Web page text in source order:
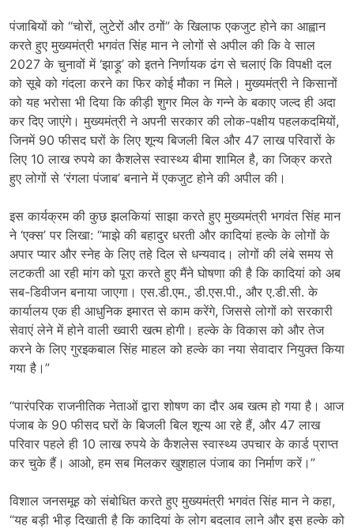
पंजाबियों को “चोरों, लुटेरों और ठगों” के खिलाफ एकजुट होने का आह्वान
करते हुए मुख्यमंत्री भगवंत सिंह मान ने लोगों से अपील की कि वे साल
2027 के चुनावों में ‘झाड़ू’ को इतने निर्णायक ढंग से चलाएं कि विपक्षी दल
को सूबे को गंदला करने का फिर कोई मौका न मिले। मुख्यमंत्री ने किसानों
को यह भरोसा भी दिया कि कीड़ी शुगर मिल के गन्ने के बकाए जल्द ही अदा
कर दिए जाएंगे। मुख्यमंत्री ने अपनी सरकार की लोक-पक्षीय पहलकदमियों,
जिनमें 90 फीसद घरों के लिए शून्य बिजली बिल और 47 लाख परिवारों के
लिए 10 लाख रुपये का कैशलेस स्वास्थ्य बीमा शामिल है, का जिक्र करते
हुए लोगों से ‘रंगला पंजाब’ बनाने में एकजुट होने की अपील की।
इस कार्यक्रम की कुछ झलकियां साझा करते हुए मुख्यमंत्री भगवंत सिंह मान
ने ‘एक्स’ पर लिखा: “माझे की बहादुर धरती और कादियां हल्के के लोगों के
अपार प्यार और स्नेह के लिए तहे दिल से धन्यवाद। लोगों की लंबे समय से
लटकती आ रही मांग को पूरा करते हुए मैंने घोषणा की है कि कादियां को अब
सब-डिवीजन बनाया जाएगा। एस.डी.एम., डी.एस.पी., और ए.डी.सी. के
कार्यालय एक ही आधुनिक इमारत से काम करेंगे, जिससे लोगों को सरकारी
सेवाएं लेने में होने वाली ख्वारी खत्म होगी। हल्के के विकास को और तेज
करने के लिए गुरइकबाल सिंह माहल को हल्के का नया सेवादार नियुक्त किया
गया है।”
“पारंपरिक राजनीतिक नेताओं द्वारा शोषण का दौर अब खत्म हो गया है। आज
पंजाब के 90 फीसद घरों के बिजली बिल शून्य आ रहे हैं, और 47 लाख
परिवार पहले ही 10 लाख रुपये के कैशलेस स्वास्थ्य उपचार के कार्ड प्राप्त
कर चुके हैं। आओ, हम सब मिलकर खुशहाल पंजाब का निर्माण करें।”
विशाल जनसमूह को संबोधित करते हुए मुख्यमंत्री भगवंत सिंह मान ने कहा,
“यह बड़ी भीड़ दिखाती है कि कादियां के लोग बदलाव लाने और इस हल्के को